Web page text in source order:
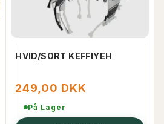
HVID/SORT KEFFIYEH
249,00 DKK
På Lager